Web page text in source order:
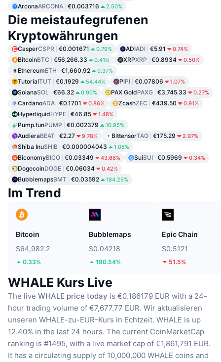
ArconaARCONA €0.003716 2.50%
Die meistaufegrufenen
Kryptowährungen
CasperCSPR €0.001671 0.79% ADIADI €5.91 0.74%
BitcoinBTC €56,266.33 0.41% XRPXRP €0.8934 0.50%
EthereumETH €1,660.92 0.37%
TutorialTUT €0.1929 54.44% PiPI €0.07806 1.07%
SolanaSOL €66.32 0.90% PAX GoldPAXG €3,745.33 0.27%
CardanoADA €0.1701 0.86% ZcashZEC €439.50 0.91%
HyperliquidHYPE €46.85 1.48%
Pump.funPUMP €0.002379 10.95%
AudieraBEAT €2.27 9.78% BittensorTAO €175.29 2.97%
Shiba InuSHIB €0.000004043 1.05%
BiconomyBICO €0.03349 43.68% SuiSUI €0.5969 0.34%
DogecoinDOGE €0.06034 0.42%
BubblemapsBMT €0.03592 184.25%
Im Trend
Bitcoin
$64,982.2
0.33%
Bubblemaps
$0.04218
190.54%
Epic Chain
$0.5121
51.5%
WHALE Kurs Live
The live WHALE price today is €0.186179 EUR with a 24-
hour trading volume of €7,677.77 EUR. Wir aktualisieren
unseren WHALE-zu-EUR-Kurs in Echtzeit. WHALE is up
12.40% in the last 24 hours. The current CoinMarketCap
ranking is #1495, with a live market cap of €1,861,791 EUR.
It has a circulating supply of 10,000,000 WHALE coins and